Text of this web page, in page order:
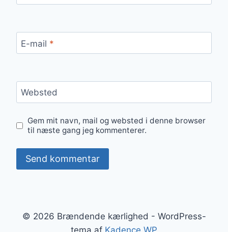
E-mail *
Websted
Gem mit navn, mail og websted i denne browser
til næste gang jeg kommenterer.
© 2026 Brændende kærlighed - WordPress-